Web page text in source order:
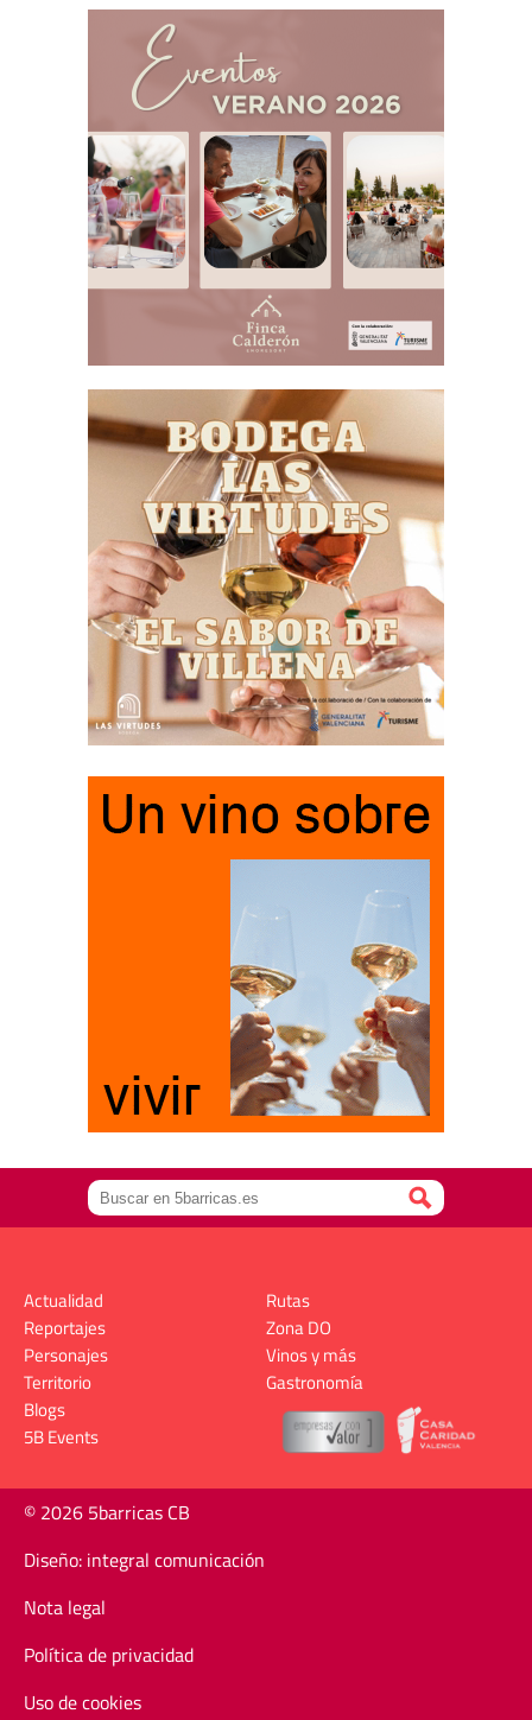
Actualidad
Reportajes
Personajes
Territorio
Rutas
Zona DO
Vinos y más
Gastronomía
Blogs
5B Events
© 2026 5barricas CB
Diseño: integral comunicación
Nota legal
Política de privacidad
Uso de cookies